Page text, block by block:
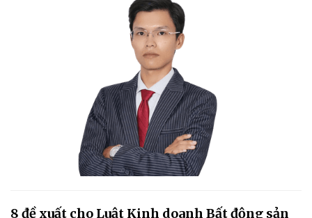
8 đề xuất cho Luật Kinh doanh Bất động sản